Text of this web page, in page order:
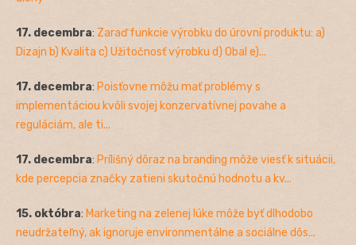
17. decembra: Zaraď funkcie výrobku do úrovní produktu: a)
Dizajn b) Kvalita c) Užitočnosť výrobku d) Obal e)...
17. decembra: Poisťovne môžu mať problémy s
implementáciou kvôli svojej konzervatívnej povahe a
reguláciám, ale ti...
17. decembra: Prílišný dôraz na branding môže viesť k situácii,
kde percepcia značky zatieni skutočnú hodnotu a kv...
15. októbra: Marketing na zelenej lúke môže byť dlhodobo
neudržateľný, ak ignoruje environmentálne a sociálne dôs...